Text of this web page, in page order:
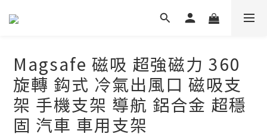
Magsafe 磁吸 超強磁力 360
旋轉 鈎式 冷氣出風口 磁吸支
架 手機支架 導航 鋁合金 超穩
固 汽車 車用支架